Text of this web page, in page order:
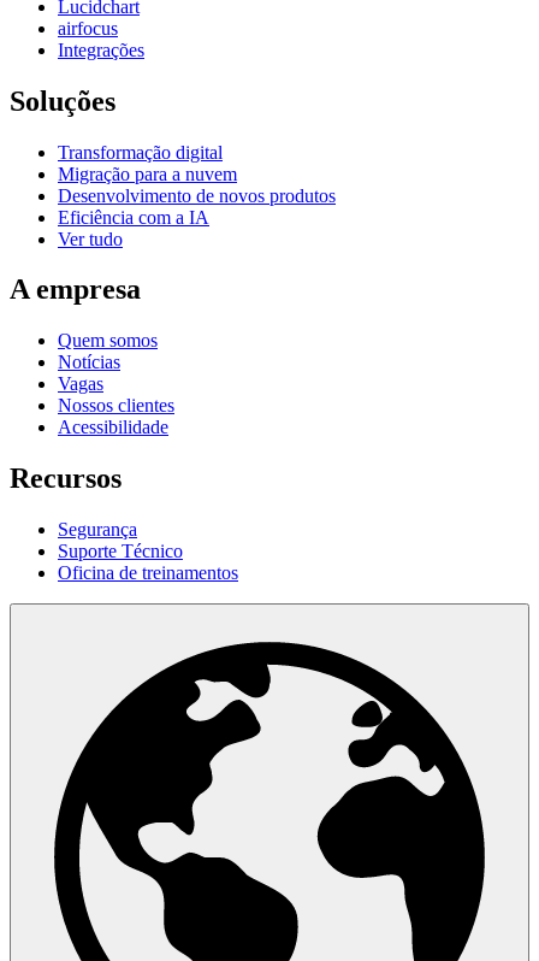
Lucidchart
airfocus
Integrações
Soluções
Transformação digital
Migração para a nuvem
Desenvolvimento de novos produtos
Eficiência com a IA
Ver tudo
A empresa
Quem somos
Notícias
Vagas
Nossos clientes
Acessibilidade
Recursos
Segurança
Suporte Técnico
Oficina de treinamentos